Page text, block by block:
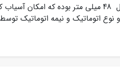
قطر تیغه های به کار رفته در این محصول 48 میلی متر
اتوماتیک و نیمه اتوماتیک توسط